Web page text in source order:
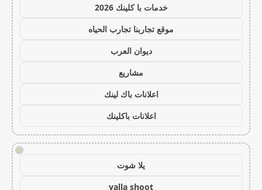
خدمات با كلينك 2026
موقع تجاربنا تجارب الحياه
ديوان العرب
مشاريع
اعلانات باك لينك
اعلانات باكلينك
!
يلا شوت
yalla shoot